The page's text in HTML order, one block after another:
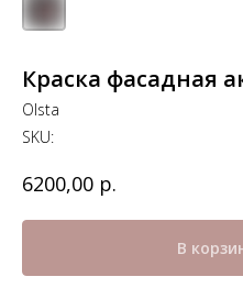
Краска фасадная
Olsta
SKU:
6200,00 р.
В